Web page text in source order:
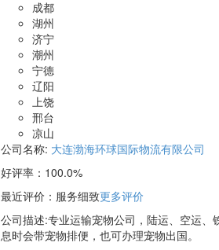
成都
湖州
济宁
潮州
宁德
辽阳
上饶
邢台
凉山
公司名称: 大连渤海环球国际物流有限公司
好评率： 100.0%
最近评价 ：服务细致更多评价
公司描述:专业运输宠物公司，陆运、空运
息时会带宠物排便，也可办理宠物出国。